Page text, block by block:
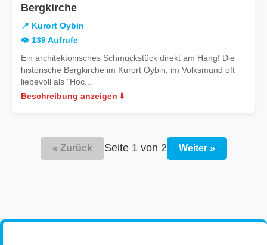
Bergkirchein
Kurort
📍 Kurort Oybin
👁️ 139 Aufrufe
Ein architektonisches Schmuckstück direkt am Hang! Die
historische Bergkirche im Kurort Oybin, im Volksmund oft
liebevoll als "Hoc...
Beschreibung anzeigen ⬇️
« Zurück Seite 1 von 2 Weiter »